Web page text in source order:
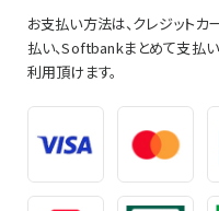
お支払い方法は、クレジットカ
払い、Softbankまとめて支払
利用頂けます。